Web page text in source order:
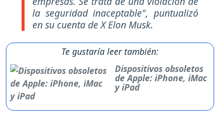
la seguridad inaceptable", puntualizó
en su cuenta de X Elon Musk.
Te gustaría leer también:
Dispositivos obsoletos
de Apple: iPhone, iMac
y iPad